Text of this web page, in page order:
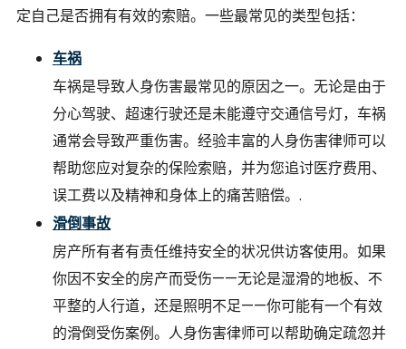
定自己是否拥有有效的索赔。一些最常见的类型包括：
车祸
车祸是导致人身伤害最常见的原因之一。无论是由于
分心驾驶、超速行驶还是未能遵守交通信号灯，车祸
通常会导致严重伤害。经验丰富的人身伤害律师可以
帮助您应对复杂的保险索赔，并为您追讨医疗费用、
误工费以及精神和身体上的痛苦赔偿。.
滑倒事故
房产所有者有责任维持安全的状况供访客使用。如果
你因不安全的房产而受伤——无论是湿滑的地板、不
平整的人行道，还是照明不足——你可能有一个有效
的滑倒受伤案例。人身伤害律师可以帮助确定疏忽并